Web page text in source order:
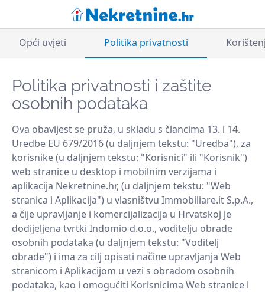
Opći uvjeti Politika privatnosti
Politika privatnosti i zaštite
osobnih podataka
Ova obavijest se pruža, u skladu s člancima 13. i 14.
Uredbe EU 679/2016 (u daljnjem tekstu: "Uredba"), za
korisnike (u daljnjem tekstu: "Korisnici" ili "Korisnik")
web stranice u desktop i mobilnim verzijama i
aplikacija Nekretnine.hr, (u daljnjem tekstu: "Web
stranica i Aplikacija") u vlasništvu Immobiliare.it S.p.A.,
a čije upravljanje i komercijalizacija u Hrvatskoj je
dodijeljena tvrtki Indomio d.o.o., voditelju obrade
osobnih podataka (u daljnjem tekstu: "Voditelj
obrade") i ima za cilj opisati načine upravljanja Web
stranicom i Aplikacijom u vezi s obradom osobnih
podataka, kao i omogućiti Korisnicima Web stranice i